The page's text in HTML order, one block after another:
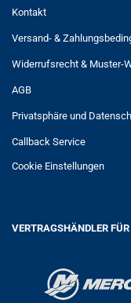
Kontakt
Versand- &
Widerrufsrecht & Muster-
AGB
Privatsphäre und
Callback Service
Cookie Einstellungen
VERTRAGSHÄNDLER FÜR